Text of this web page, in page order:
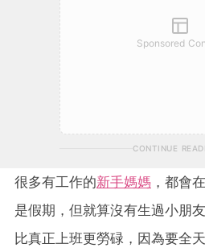
Sponsored
CONTINUE
很多有工作的新手媽媽 ，都會
是假期，但就算沒有生過小朋
比真正上班更勞碌，因為要全